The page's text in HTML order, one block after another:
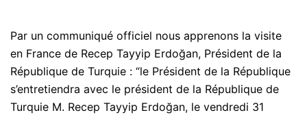
Par un communiqué officiel nous apprenons la visite
en France de Recep Tayyip Erdoğan, Président de la
République de Turquie : “le Président de la République
s’entretiendra avec le président de la République de
Turquie M. Recep Tayyip Erdoğan, le vendredi 31